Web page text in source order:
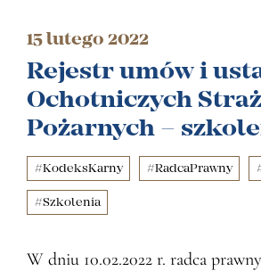
KONTAKT
KREDYTY
15 lutego 2022
Rejestr umów i
Ochotniczych
Pożarnych –
#KodeksKarny #RadcaPrawny
#Szkolenia
W dniu 10.02.2022 r. radca